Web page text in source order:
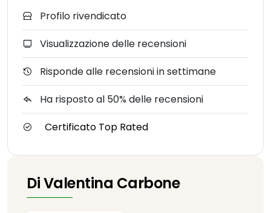
Profilo rivendicato
Visualizzazione delle recensioni
Risponde alle recensioni in settimane
Ha risposto al 50% delle recensioni
Certificato Top Rated
Di Valentina Carbone